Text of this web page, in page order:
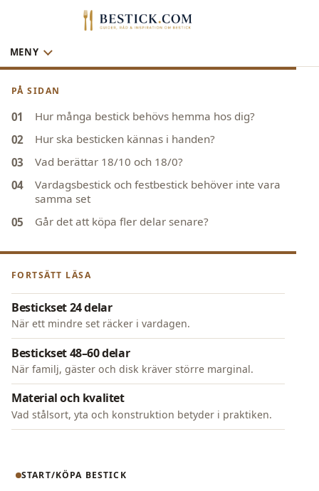
MENY
START KÖPA BESTICK
PÅ SIDAN
Hur många bestick behövs hemma hos dig?
Hur ska besticken kännas i handen?
Vad berättar 18/10 och 18/0?
Vardagsbestick och festbestick behöver inte vara
samma set
Går det att köpa fler delar senare?
FORTSÄTT LÄSA
Bestickset 24 delar
När ett mindre set räcker i vardagen.
Bestickset 48–60 delar
När familj, gäster och disk kräver större marginal.
Material och kvalitet
Vad stålsort, yta och konstruktion betyder i praktiken.